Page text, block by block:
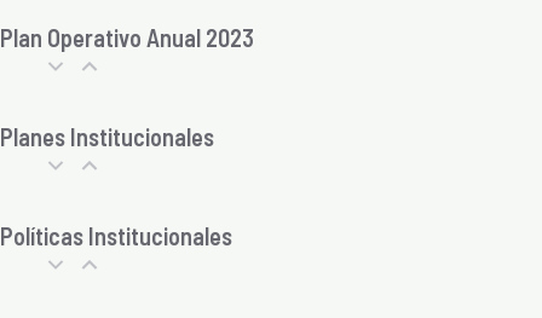
Plan Operativo Anual 2023
Planes Institucionales
Políticas Institucionales